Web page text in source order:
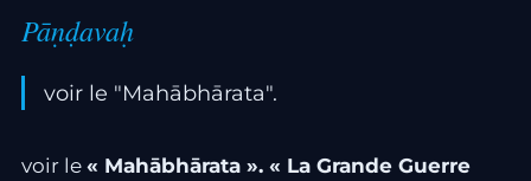
Pāṇḍavaḥ
voir le "Mahābhārata".
voir le « Mahābhārata ». « La Grande Guerre